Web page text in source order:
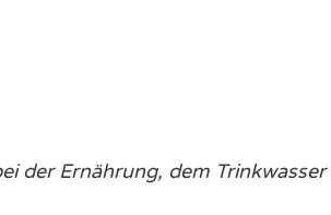
der Ernährung, dem